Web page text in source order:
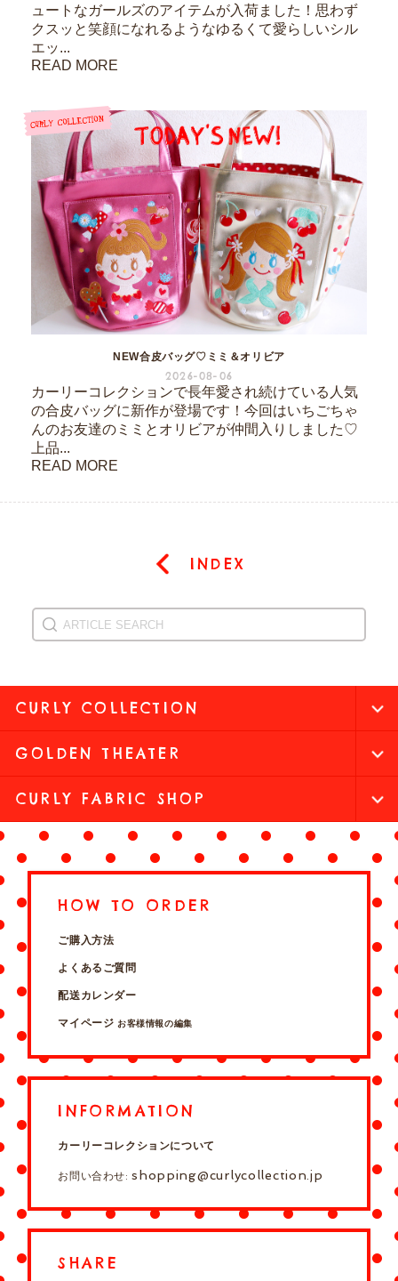
ュートなガールズのアイテムが入荷ました！思わず
クスッと笑顔になれるようなゆるくて愛らしいシル
エッ...
READ MORE
NEW合皮バッグ♡ミミ＆オリビア
2026-08-06
カーリーコレクションで長年愛され続けている人気
の合皮バッグに新作が登場です！今回はいちごちゃ
んのお友達のミミとオリビアが仲間入りしました♡
上品...
READ MORE
INDEX
CURLY COLLECTION
GOLDEN THEATER
CURLY FABRIC SHOP
HOW TO ORDER
ご購入方法
よくあるご質問
配送カレンダー
マイページ お客様情報の編集
INFORMATION
カーリーコレクションについて
お問い合わせ:shopping@curlycollection.jp
SHARE